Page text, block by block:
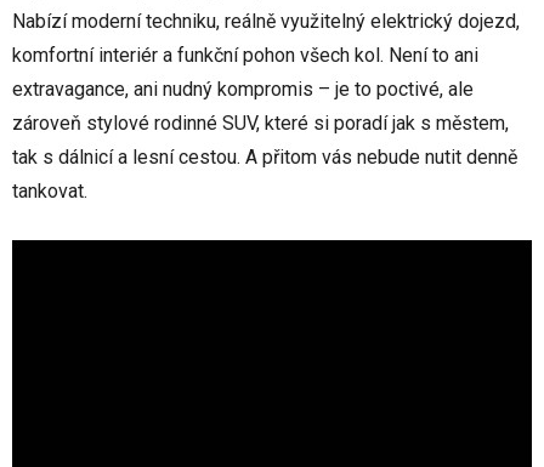
Nabízí moderní techniku, reálně využitelný elektrický dojezd,
komfortní interiér a funkční pohon všech kol. Není to ani
extravagance, ani nudný kompromis – je to poctivé, ale
zároveň stylové rodinné SUV, které si poradí jak s městem,
tak s dálnicí a lesní cestou. A přitom vás nebude nutit denně
tankovat.